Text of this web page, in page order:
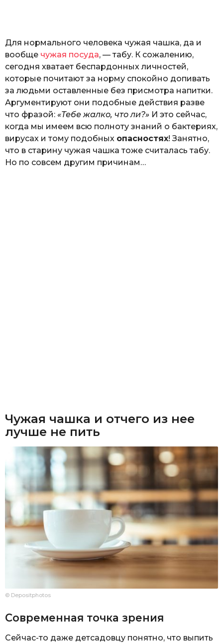
Для нормального человека чужая чашка, да и
вообще чужая посуда, — табу. К сожалению,
сегодня хватает беспардонных личностей,
которые почитают за норму спокойно допивать
за людьми оставленные без присмотра напитки.
Аргументируют они подобные действия разве
что фразой: «Тебе жалко, что ли?» И это сейчас,
когда мы имеем всю полноту знаний о бактериях,
вирусах и тому подобных опасностях! Занятно,
что в старину чужая чашка тоже считалась табу.
Но по совсем другим причинам…
Чужая чашка и отчего из нее
лучше не пить
© Depositphotos
Современная точка зрения
Сейчас-то даже детсадовцу понятно, что выпить